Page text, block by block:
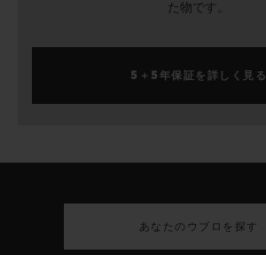
た物です。
5＋5年保証を詳しく見る
あなたのウブロを探す